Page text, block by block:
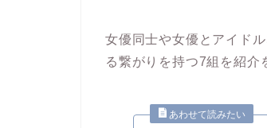
女優同士や女優とアイド
る繋がりを持つ7組を紹介